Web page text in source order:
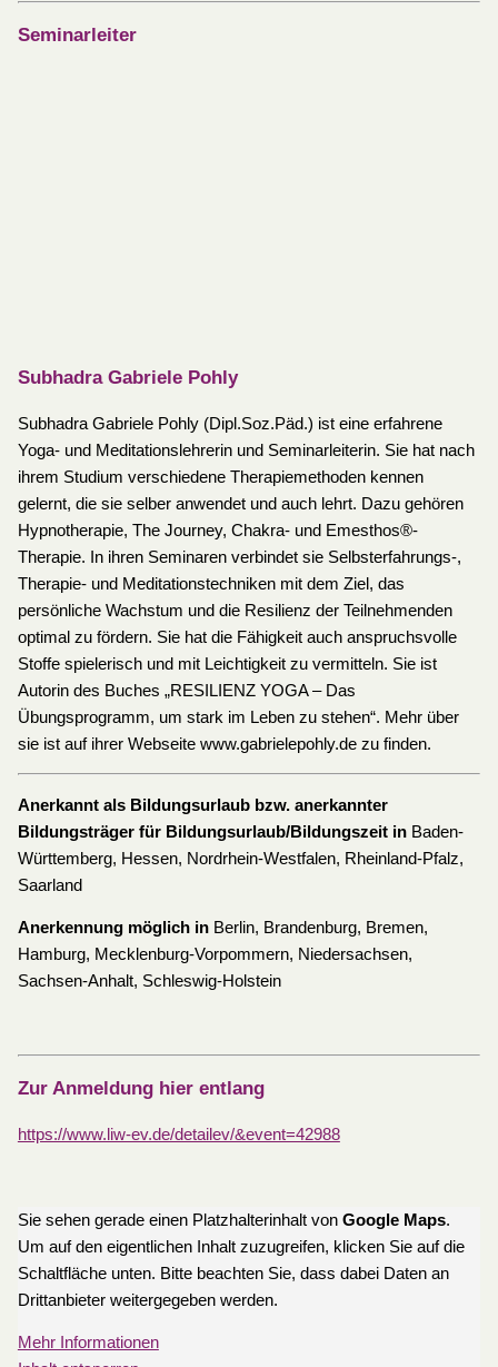
Seminarleiter
Subhadra Gabriele Pohly
Subhadra Gabriele Pohly (Dipl.Soz.Päd.) ist eine erfahrene
Yoga- und Meditationslehrerin und Seminarleiterin. Sie hat nach
ihrem Studium verschiedene Therapiemethoden kennen
gelernt, die sie selber anwendet und auch lehrt. Dazu gehören
Hypnotherapie, The Journey, Chakra- und Emesthos®-
Therapie. In ihren Seminaren verbindet sie Selbsterfahrungs-,
Therapie- und Meditationstechniken mit dem Ziel, das
persönliche Wachstum und die Resilienz der Teilnehmenden
optimal zu fördern. Sie hat die Fähigkeit auch anspruchsvolle
Stoffe spielerisch und mit Leichtigkeit zu vermitteln. Sie ist
Autorin des Buches „RESILIENZ YOGA – Das
Übungsprogramm, um stark im Leben zu stehen“. Mehr über
sie ist auf ihrer Webseite www.gabrielepohly.de zu finden.
Anerkannt als Bildungsurlaub bzw. anerkannter
Bildungsträger für Bildungsurlaub/Bildungszeit in Baden-
Württemberg, Hessen, Nordrhein-Westfalen, Rheinland-Pfalz,
Saarland
Anerkennung möglich inBerlin, Brandenburg, Bremen,
Hamburg, Mecklenburg-Vorpommern, Niedersachsen,
Sachsen-Anhalt, Schleswig-Holstein
Zur Anmeldung hier entlang
https://www.liw-ev.de/detailev/&event=42988
Sie sehen gerade einen Platzhalterinhalt von Google Maps.
Um auf den eigentlichen Inhalt zuzugreifen, klicken Sie auf die
Schaltfläche unten. Bitte beachten Sie, dass dabei Daten an
Drittanbieter weitergegeben werden.
Mehr Informationen